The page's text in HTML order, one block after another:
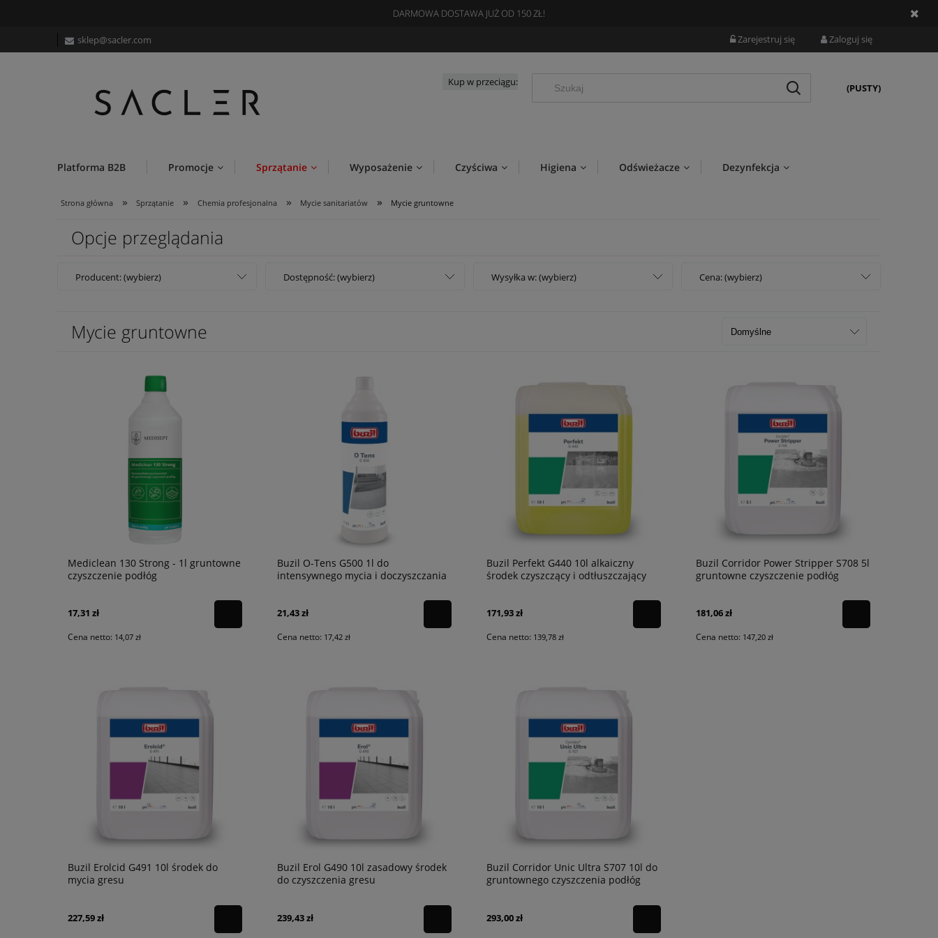
DARMOWA DOSTAWA JUŻ OD 150 ZŁ!
sklep@sacler.com Zarejestruj się Zaloguj się
(PUSTY)
Kup w przeciągu:
Platforma B2B Promocje Sprzątanie Wyposażenie Czyściwa Higiena Odświeżacze Dezynfekcja
Strona główna » Sprzątanie » Chemia profesjonalna » Mycie sanitariatów » Mycie gruntowne
Opcje przeglądania
Producent: (wybierz) Dostępność: (wybierz) Wysyłka w: (wybierz) Cena: (wybierz)
Mycie gruntowne
Mediclean 130 Strong - 1l gruntowne
czyszczenie podłóg
17,31 zł
Cena netto: 14,07 zł
Buzil O-Tens G500 1l do
intensywnego mycia i doczyszczania
21,43 zł
Cena netto: 17,42 zł
Buzil Perfekt G440 10l alkaiczny
środek czyszczący i odtłuszczający
171,93 zł
Cena netto: 139,78 zł
Buzil Corridor Power Stripper S708 5l
gruntowne czyszczenie podłóg
181,06 zł
Cena netto: 147,20 zł
Buzil Erolcid G491 10l środek do
mycia gresu
227,59 zł
Buzil Erol G490 10l zasadowy środek
do czyszczenia gresu
239,43 zł
Buzil Corridor Unic Ultra S707 10l do
gruntownego czyszczenia podłóg
293,00 zł